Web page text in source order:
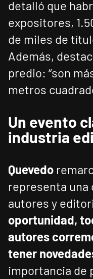
detalló que
expositores,
de miles de
Además,
predio: “son
metros
Un evento
industria
Quevedo
representa una
autores y
oportunidad,
autores
tener
importancia de